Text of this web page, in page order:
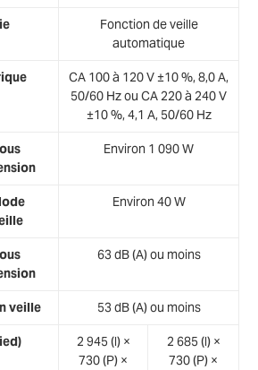
Fonction de veille
automatique
CA 100 à 120 V ±10 %, 8,0 A,
50/60 Hz ou CA 220 à 240 V
±10 %, 4,1 A, 50/60 Hz
Environ 1 090 W
Environ 40 W
63 dB (A) ou moins
veille 53 dB (A) ou moins
2 945 (l) ×
730 (P) ×
2 685 (l) ×
730 (P) ×